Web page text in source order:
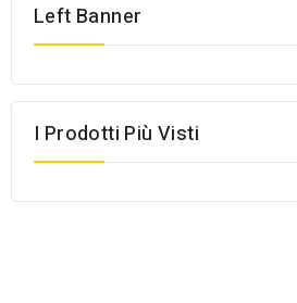
Left Banner
I Prodotti Più Visti